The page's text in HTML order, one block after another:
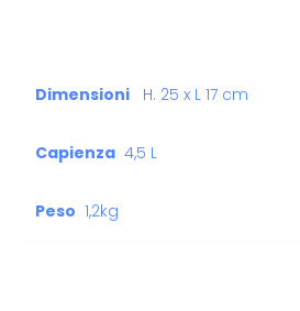
Dimensioni H. 25 x L 17 cm
Capienza 4,5 L
Peso 1,2kg